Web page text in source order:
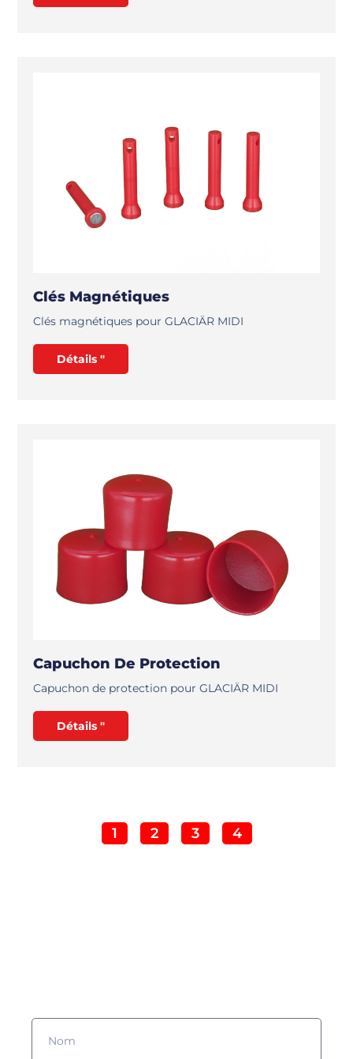
Clés Magnétiques
Clés magnétiques pour GLACIÄR MIDI
Détails "
Capuchon De Protection
Capuchon de protection pour GLACIÄR MIDI
Détails "
1 2 3 4